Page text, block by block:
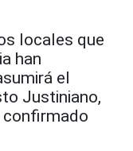
locales que
han
el
Justiniano,
confirmado